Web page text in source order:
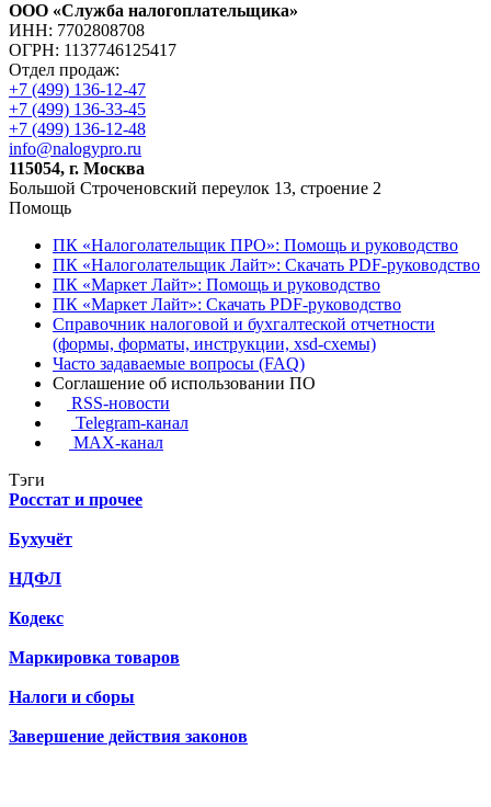
ООО «Служба налогоплательщика»
ИНН: 7702808708
ОГРН: 1137746125417
Отдел продаж:
+7 (499) 136-12-47
+7 (499) 136-33-45
+7 (499) 136-12-48
info@nalogypro.ru
115054, г. Москва
Большой Строченовский переулок 13, строение 2
Помощь
ПК «Налоголательщик ПРО»: Помощь и руководство
ПК «Налоголательщик Лайт»: Скачать PDF-руководство
ПК «Маркет Лайт»: Помощь и руководство
ПК «Маркет Лайт»: Скачать PDF-руководство
Справочник налоговой и бухгалтеской отчетности
(формы, форматы, инструкции, xsd-схемы)
Часто задаваемые вопросы (FAQ)
Соглашение об использовании ПО
RSS-новости
Telegram-канал
MAX-канал
Тэги
Росстат и прочее
Бухучёт
НДФЛ
Кодекс
Маркировка товаров
Налоги и сборы
Завершение действия законов